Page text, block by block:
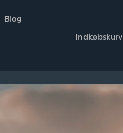
Blog
Indkøbskurv